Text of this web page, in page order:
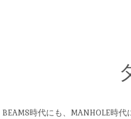
BEAMS時代にも、MANHOLE時